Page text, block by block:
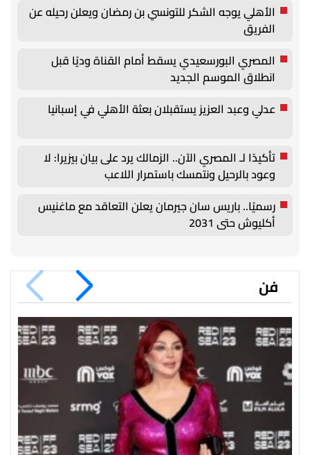
الأهلي يوجه الشكر للتونسي بن رمضان ويعلن رحيله عن
الفريق
المصري البورسعيدي يسقط أمام القناة وديًا قبل
انطلاق الموسم الجديد
عدلي وعبد العزيز يستقبلان بعثة الأهلي في إسبانيا
تأكيدًا لـ المصري الآن.. الزمالك يرد على بيان بيزيرا: لا
وعود بالرحيل ونتمسك باستمرار اللاعب
رسميًا.. باريس سان جيرمان يعلن التعاقد مع ماغنيس
أكليوش حتى 2031
فن